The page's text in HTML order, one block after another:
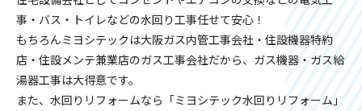
事・バス・トイレなどの水回り工事任せて安心！
もちろんミヨシテックは大阪ガス内管工事会社・住設機器特約
店・住設メンテ兼業店のガス工事会社だから、ガス機器・ガス給
湯器工事は大得意です。
また、水回りリフォームなら「ミヨシテック水回りリフォーム」